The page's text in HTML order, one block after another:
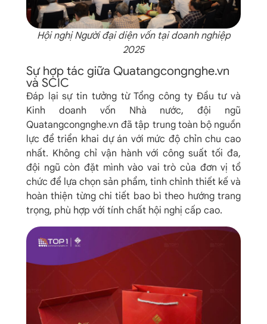
Hội nghị Người đại diện vốn tại doanh nghiệp
2025
Sự hợp tác giữa Quatangcongnghe.vn
và SCIC
Đáp lại sự tin tưởng từTổng công ty Đầu tư và
Kinh doanh vốn Nhà nước, đội ngũ
Quatangcongnghe.vn đã tập trung toàn bộ nguồn
lực để triển khai dự án với mức độ chỉn chu cao
nhất. Không chỉ vận hành với công suất tối đa,
đội ngũ còn đặt mình vào vai trò của đơn vị tổ
chức để lựa chọn sản phẩm, tinh chỉnh thiết kế và
hoàn thiện từng chi tiết bao bì theo hướng trang
trọng, phù hợp với tính chất hội nghị cấp cao.